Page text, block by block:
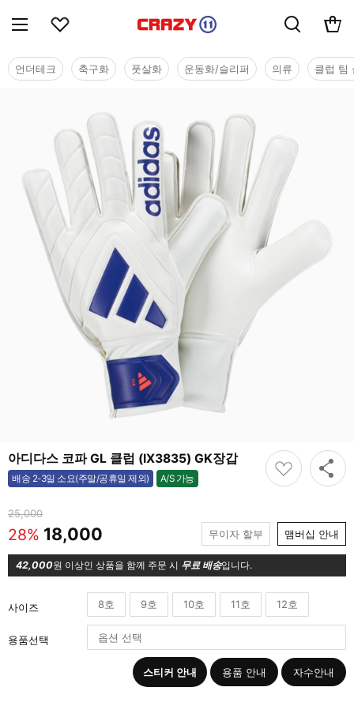
언더테크 축구화 풋살화 운동화/슬리퍼 의류 클럽 팀
아디다스 코파 GL 클럽 (IX3835) GK장갑
배송 2-3일 소요(주말/공휴일 제외) A/S 가능
가능
25,000
28% 18,000 무이자 할부 맴버십 안내
42,000원 이상인 상품을 함께 주문 시 무료 배송입니다.
사이즈 8호 9호 10호 11호 12호
용품선택
스티커 안내 용품 안내 자수안내